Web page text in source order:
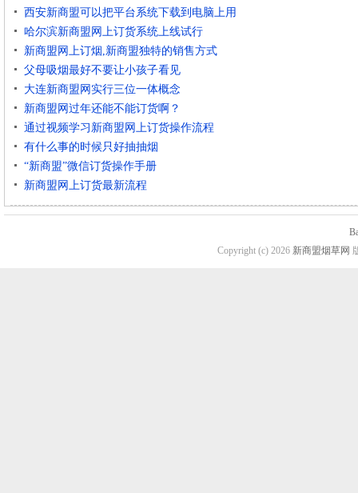
西安新商盟可以把平台系统下载到电脑上用
哈尔滨新商盟网上订货系统上线试行
新商盟网上订烟,新商盟独特的销售方式
父母吸烟最好不要让小孩子看见
大连新商盟网实行三位一体概念
新商盟网过年还能不能订货啊？
通过视频学习新商盟网上订货操作流程
有什么事的时候只好抽抽烟
“新商盟”微信订货操作手册
新商盟网上订货最新流程
Copyright (c) 2026 新商盟烟草网